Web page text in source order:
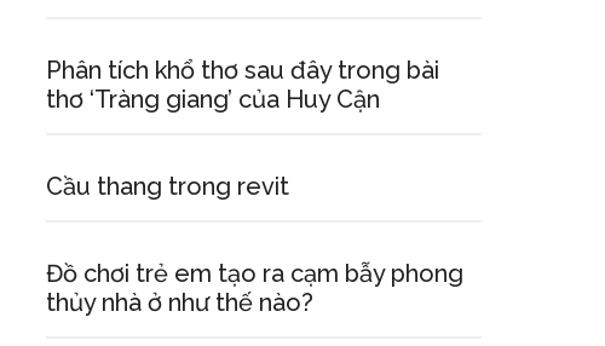
Phân tích khổ thơ sau đây trong bài
thơ ‘Tràng giang’ của Huy Cận
Cầu thang trong revit
Đồ chơi trẻ em tạo ra cạm bẫy phong
thủy nhà ở như thế nào?